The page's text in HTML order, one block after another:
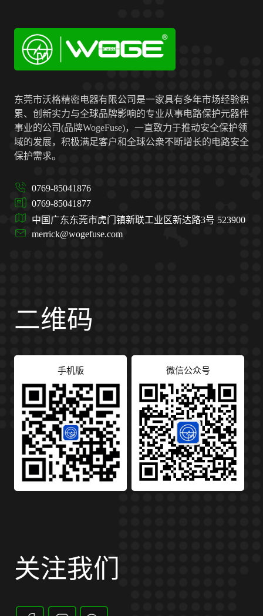
东莞市沃格精密电器有限公司是一家具有多年市场经验积
累、创新实力与全球品牌影响的专业从事电路保护元器件
事业的公司(品牌WogeFuse)，一直致力于推动安全保护领
域的发展，积极满足客户和全球公衆不断增长的电路安全
保护需求。
0769-85041876
0769-85041877
中国广东东莞市虎门镇新联工业区新达路3号 523900
merrick@wogefuse.com
二维码
手机版 微信公众号
关注我们